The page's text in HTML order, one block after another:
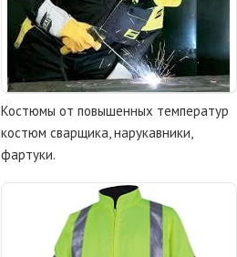
Костюмы от повышенных температур
костюм сварщика, нарукавники,
фартуки.